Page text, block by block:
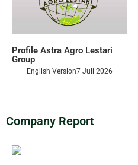
Profile Astra Agro Lestari
Group
English Version7 Juli 2026
Company Report